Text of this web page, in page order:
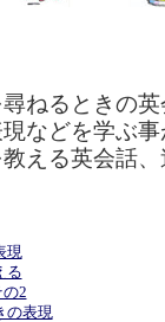
ねるときの
などを学ぶ
える英会話
現
る
2
の表現